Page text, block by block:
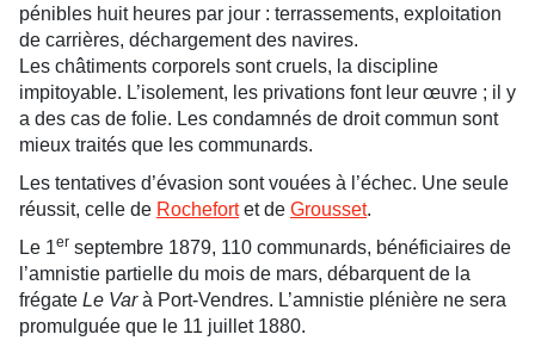
pénibles huit heures par jour : terrassements, exploitation
de carrières, déchargement des navires.
Les châtiments corporels sont cruels, la discipline
impitoyable. L’isolement, les privations font leur œuvre ; il y
a des cas de folie. Les condamnés de droit commun sont
mieux traités que les communards.
Les tentatives d’évasion sont vouées à l’échec. Une seule
réussit, celle de Rochefortet de Grousset.
Le 1er septembre 1879, 110 communards, bénéficiaires de
l’amnistie partielle du mois de mars, débarquent de la
frégate Le Varà Port-Vendres. L’amnistie plénière ne sera
promulguée que le 11 juillet 1880.